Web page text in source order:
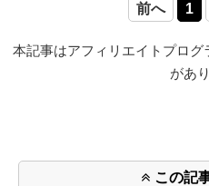
前へ 1
本記事はアフィリエイトプロ
があ
この記